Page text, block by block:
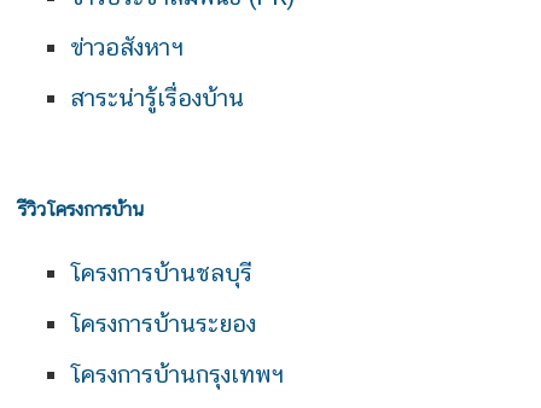
ข่าวอสังหาฯ
สาระน่ารู้เรื่องบ้าน
รีวิวโครงการบ้าน
โครงการบ้านชลบุรี
โครงการบ้านระยอง
โครงการบ้านกรุงเทพฯ